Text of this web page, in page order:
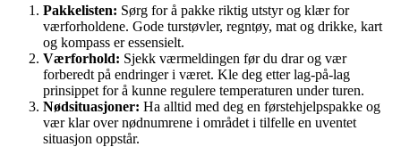
Pakkelisten: Sørg for å pakke riktig utstyr og klær for
værforholdene. Gode turstøvler, regntøy, mat og drikke, kart
og kompass er essensielt.
Værforhold: Sjekk værmeldingen før du drar og vær
forberedt på endringer i været. Kle deg etter lag-på-lag
prinsippet for å kunne regulere temperaturen under turen.
Nødsituasjoner: Ha alltid med deg en førstehjelpspakke og
vær klar over nødnumrene i området i tilfelle en uventet
situasjon oppstår.